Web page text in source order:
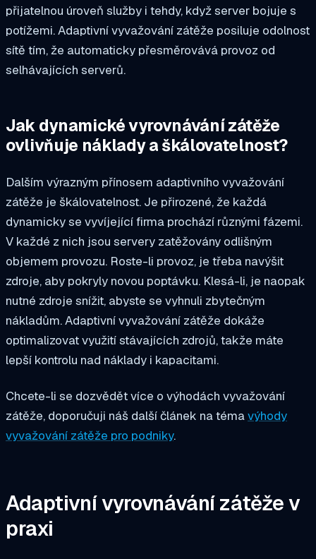
přijatelnou úroveň služby i tehdy, když server bojuje s
potížemi. Adaptivní vyvažování zátěže posiluje odolnost
sítě tím, že automaticky přesměrovává provoz od
selhávajících serverů.
Jak dynamické vyrovnávání zátěže
ovlivňuje náklady a škálovatelnost?
Dalším výrazným přínosem adaptivního vyvažování
zátěže je škálovatelnost. Je přirozené, že každá
dynamicky se vyvíjející firma prochází různými fázemi.
V každé z nich jsou servery zatěžovány odlišným
objemem provozu. Roste-li provoz, je třeba navýšit
zdroje, aby pokryly novou poptávku. Klesá-li, je naopak
nutné zdroje snížit, abyste se vyhnuli zbytečným
nákladům. Adaptivní vyvažování zátěže dokáže
optimalizovat využití stávajících zdrojů, takže máte
lepší kontrolu nad náklady i kapacitami.
Chcete-li se dozvědět více o výhodách vyvažování
zátěže, doporučuji náš další článek na témavýhody
vyvažování zátěže pro podniky.
Adaptivní vyrovnávání zátěže v
praxi